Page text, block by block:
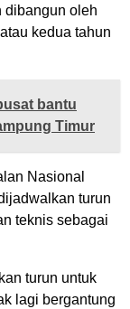
dibangun oleh
kedua tahun
bantu
Timur
Nasional
turun
teknis sebagai
turun untuk
lagi bergantung